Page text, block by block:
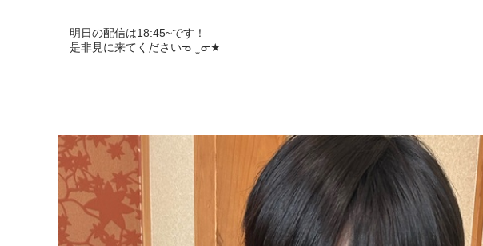
明日の配信は18:45~です！
是非見に来てくださいᓀ‪  ̫ ᓂ★